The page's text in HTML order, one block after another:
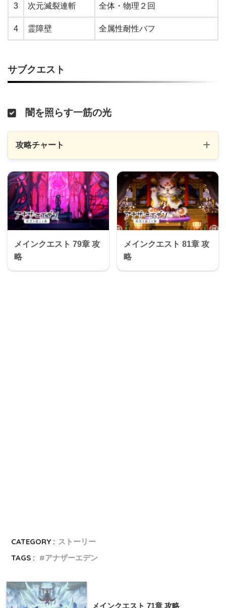
3 次元滅裂連斬 全体・物理２回
4 霊障壁 全属性耐性バフ
サブクエスト
闇を照らす一筋の光
攻略チャート
次元大聖堂の入り口からスタート
メインクエスト 79章 攻
略
メインクエスト 81章 攻
略
CATEGORY : ストーリー
TAGS :
アナザーエデン
メインクエスト 71章 攻略